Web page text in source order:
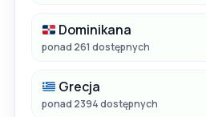
Dominikana
ponad 261 dostępnych
Grecja
ponad 2394 dostępnych